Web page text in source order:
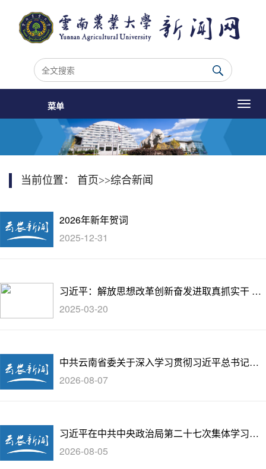
菜单
当前位置： 首页>>综合新闻
2026年新年贺词
2025-12-31
习近平：解放思想改革创新奋发进取真抓实干 在
中国式现代化进程中开创云南发展新局面
2025-03-20
中共云南省委关于深入学习贯彻习近平总书记在
庆祝中国共产党成立105周年大会上的重要讲话精
2026-08-07
习近平在中共中央政治局第二十七次集体学习时
强调 强化政治引领 深化创新发展 高质量推进国防
2026-08-05